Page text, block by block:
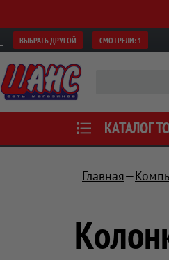
ВЫБРАТЬ ДРУГОЙ СМОТРЕЛИ: 1
КАТАЛОГ
Главная